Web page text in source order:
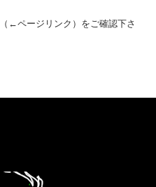
（←ページリンク）をご確認下さ